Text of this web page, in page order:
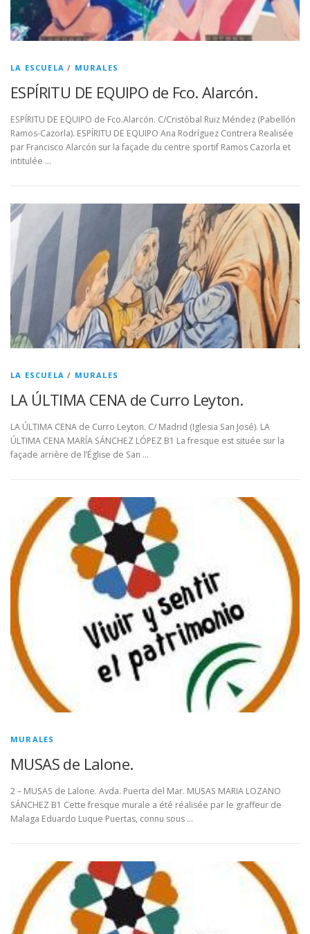
LA ESCUELA / MURALES
ESPÍRITU DE EQUIPO de Fco. Alarcón.
ESPÍRITU DE EQUIPO de Fco.Alarcón. C/Cristóbal Ruiz Méndez (Pabellón
Ramos-Cazorla). ESPÍRITU DE EQUIPO Ana Rodríguez Contrera Realisée
par Francisco Alarcón sur la façade du centre sportif Ramos Cazorla et
intitulée …
LA ESCUELA / MURALES
LA ÚLTIMA CENA de Curro Leyton.
LA ÚLTIMA CENA de Curro Leyton. C/ Madrid (Iglesia San José). LA
ÚLTIMA CENA MARÍA SÁNCHEZ LÓPEZ B1 La fresque est située sur la
façade arrière de l’Église de San …
MURALES
MUSAS de Lalone.
2 – MUSAS de Lalone. Avda. Puerta del Mar. MUSAS MARIA LOZANO
SÁNCHEZ B1 Cette fresque murale a été réalisée par le graffeur de
Malaga Eduardo Luque Puertas, connu sous …